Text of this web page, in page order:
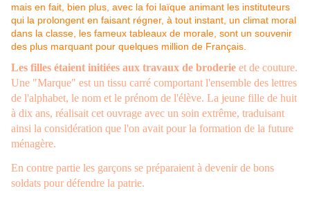
Les filles étaient initiées aux travaux de broderie et de couture.
Une "Marque" est un tissu carré comportant l'ensemble des lettres
de l'alphabet, le nom et le prénom de l'élève. La jeune fille de huit
à dix ans, réalisait cet ouvrage avec un soin extrême, traduisant
ainsi la considération que l'on avait pour la formation de la future
ménagère.
En contre partie les garçons se préparaient à devenir de bons
soldats pour défendre la patrie.